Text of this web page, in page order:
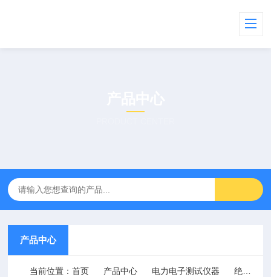
产品中心
当前位置：首页 产品中心 电力电子测试仪器 绝缘电阻测试仪